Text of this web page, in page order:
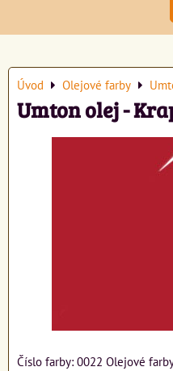
Úvod Olejové farby
Umton olej -
Číslo farby: 0022 Olejové